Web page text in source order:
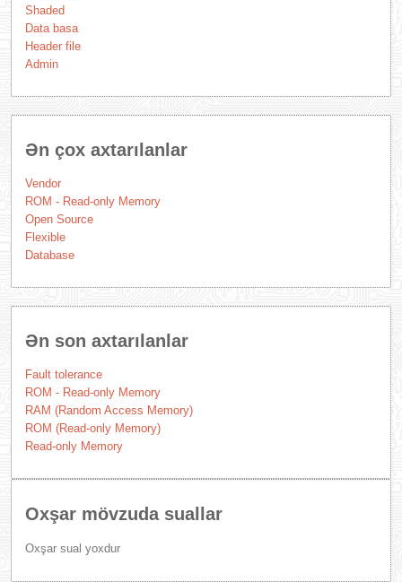
Shaded
Data basa
Header file
Admin
Ən çox axtarılanlar
Vendor
ROM - Read-only Memory
Open Source
Flexible
Database
Ən son axtarılanlar
Fault tolerance
ROM - Read-only Memory
RAM (Random Access Memory)
ROM (Read-only Memory)
Read-only Memory
Oxşar mövzuda suallar
Oxşar sual yoxdur